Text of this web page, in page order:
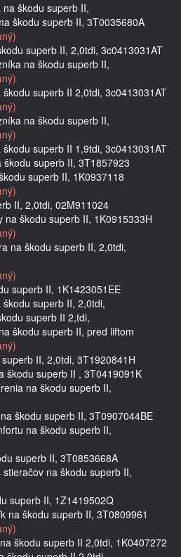
škodu superb II,
škodu superb II, 3T0035680A
superb II, 2,0tdi, 3c0413031AT
na škodu superb II,
superb II 2,0tdi, 3c0413031AT
na škodu superb II,
superb II 1,9tdi, 3c0413031AT
superb II, 3T1857923
superb II, 1K0937118
II, 2,0tdi, 02M911024
na škodu superb II, 1K0915333H
na škodu superb II, 2,0tdi,
superb II, 1K1423051EE
superb II, 2,0tdi,
superb II 2,tdi,
škodu superb II, pred liftom
II, 2,0tdi, 3T1920841H
škodu superb II , 3T0419091K
na škodu superb II,
škodu superb II, 3T0907044BE
na škodu superb II,
superb II, 3T0853668A
na škodu superb II,
superb II, 1Z1419502Q
na škodu superb II, 3T0809961
škodu superb II 2,0tdi, 1K0407272